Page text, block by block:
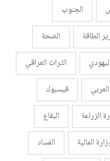
الجنوب
الطاقة
الصحة
التراث العراقي
فيسبوك
الزراعة
البقاع
المالية الفساد